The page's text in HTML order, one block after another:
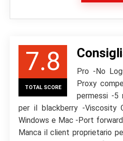
7.8
TOTAL SCORE
Pro -No
Proxy
permessi -5
per il blackberry -Viscosity
Windows e Mac -Port
Manca il client proprietario